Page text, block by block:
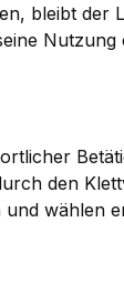
bleibt der
Nutzung
den
wählen